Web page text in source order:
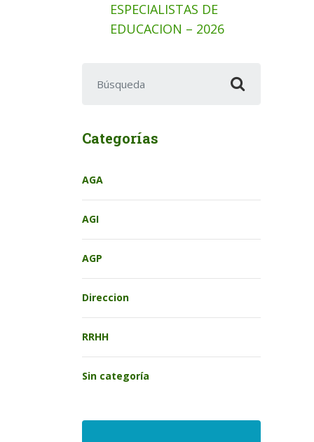
ESPECIALISTAS DE
EDUCACION – 2026
Categorías
AGA
AGI
AGP
Direccion
RRHH
Sin categoría